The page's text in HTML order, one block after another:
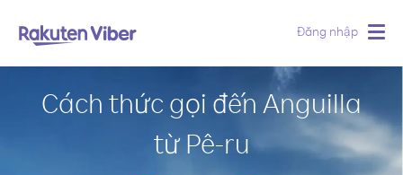
Đăng nhập
Cách thức gọi đến Anguilla
từ Pê-ru